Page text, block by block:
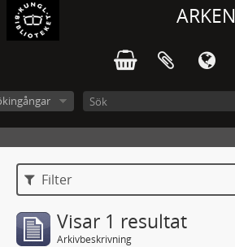
ARKEN
Filter
Visar 1 resultat
Arkivbeskrivning